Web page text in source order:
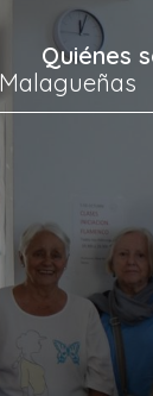
Quiénes